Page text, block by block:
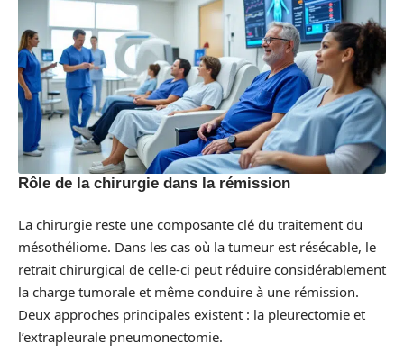
Rôle de la chirurgie dans la rémission
La chirurgie reste une composante clé du traitement du
mésothéliome. Dans les cas où la tumeur est résécable, le
retrait chirurgical de celle-ci peut réduire considérablement
la charge tumorale et même conduire à une rémission.
Deux approches principales existent : la pleurectomie et
l’extrapleurale pneumonectomie.